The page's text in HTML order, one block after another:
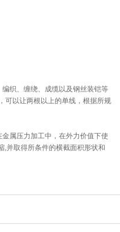
织、缠绕、成缆以及钢丝装铠等
可以让两根以上的单线，根据所规
属压力加工中，在外力价值下使
,并取得所条件的横截面积形状和